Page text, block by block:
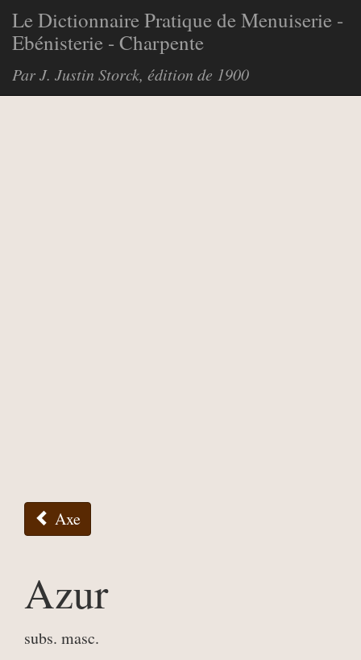
Le Dictionnaire Pratique de Menuiserie -
Ebénisterie - Charpente
Par J. Justin Storck, édition de 1900
Axe
Azur
subs. masc.